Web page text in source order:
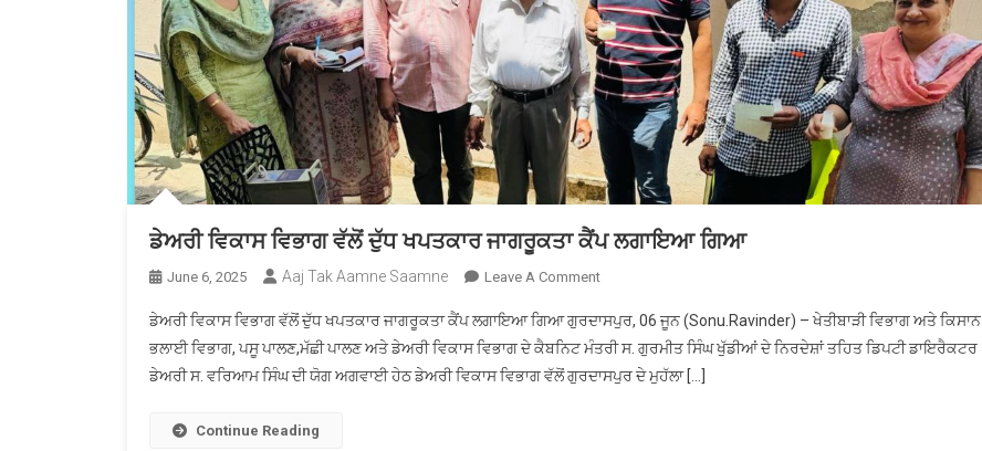
ਬੀਬੀ
ਬੀਆਸੋ
ਦੇਵੀ
ਨੇ
ਪ੍ਰੈੱਸ
ਕਾਨਫਰੰਸ
ਦੌਰਾਨ
ਜਾਣਕਾਰੀ
ਕੀਤੀ।
ਕਿ
ਸੰਗਤਾਂ
ਦੇ
ਡੇਅਰੀ ਵਿਕਾਸ ਵਿਭਾਗ ਵੱਲੋਂ ਦੁੱਧ ਖਪਤਕਾਰ ਜਾਗਰੂਕਤਾ ਕੈਂਪ ਲਗਾਇਆ ਗਿਆ
June 6, 2025 Aaj Tak Aamne Saamne Leave A CommentOn
ਵਿਕਾਸ
ਵਿਭਾਗ
ਵੱਲੋਂ
ਡੇਅਰੀ ਵਿਕਾਸ ਵਿਭਾਗ ਵੱਲੋਂ ਦੁੱਧ ਖਪਤਕਾਰ ਜਾਗਰੂਕਤਾ ਕੈਂਪ ਲਗਾਇਆ ਗਿਆ ਗੁਰਦਾਸਪੁਰ, 06 ਜੂਨ (Sonu.Ravinder) – ਖੇਤੀਬਾੜੀ ਵਿਭਾਗ ਅਤੇ ਕਿਸਾਨ
ਭਲਾਈ ਵਿਭਾਗ, ਪਸੂ ਪਾਲਣ,ਮੱਛੀ ਪਾਲਣ ਅਤੇ ਡੇਅਰੀ ਵਿਕਾਸ ਵਿਭਾਗ ਦੇ ਕੈਬਨਿਟ ਮੰਤਰੀ ਸ. ਗੁਰਮੀਤ ਸਿੰਘ ਖੁੱਡੀਆਂ ਦੇ ਨਿਰਦੇਸ਼ਾਂ ਤਹਿਤ ਡਿਪਟੀ ਡਾਇਰੈਕਟਰ
ਡੇਅਰੀ ਸ. ਵਰਿਆਮ ਸਿੰਘ ਦੀ ਯੋਗ ਅਗਵਾਈ ਹੇਠ ਡੇਅਰੀ ਵਿਕਾਸ ਵਿਭਾਗ ਵੱਲੋਂ ਗੁਰਦਾਸਪੁਰ ਦੇ ਮੁਹੱਲਾ […]
Continue Reading